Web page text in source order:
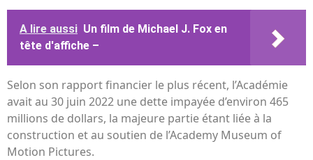
A lire aussi Un film de Michael J. Fox en
tête d'affiche –
Selon son rapport financier le plus récent, l’Académie
avait au 30 juin 2022 une dette impayée d’environ 465
millions de dollars, la majeure partie étant liée à la
construction et au soutien de l’Academy Museum of
Motion Pictures.